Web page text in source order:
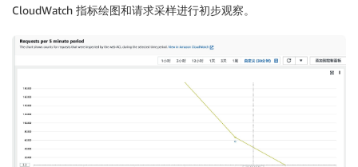
CloudWatch 指标绘图和请求采样进行初步观察。